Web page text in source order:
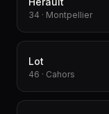
34 · Montpellier
Lot
46 · Cahors